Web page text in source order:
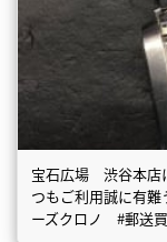
宝石広場 渋谷本店
つもご利用誠に有
ーズクロノ #郵送